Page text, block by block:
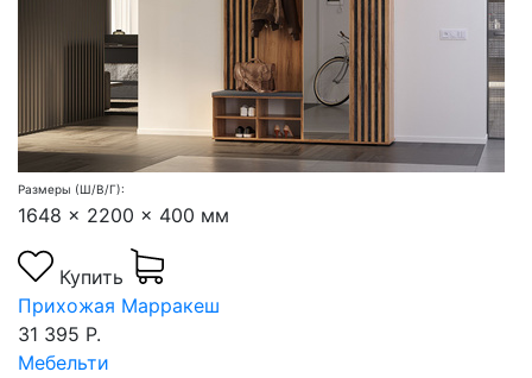
Размеры (Ш/В/Г):
1648 x 2200 x 400 мм
Купить
Прихожая Марракеш
31 395 Р.
Мебельти